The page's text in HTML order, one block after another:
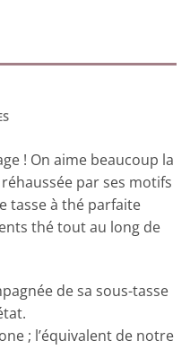
! On aime beaucoup la
par ses motifs
tasse à thé parfaite
thé tout au long de
de sa sous-tasse
; l’équivalent de notre